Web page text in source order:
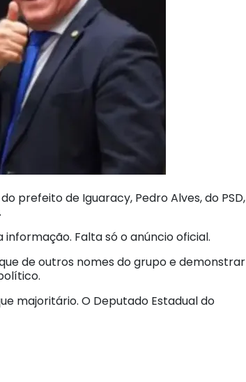
prefeito de Iguaracy, Pedro Alves, do PSD,
Falta só o anúncio oficial.
de outros nomes do grupo e demonstrar
majoritário. O Deputado Estadual do